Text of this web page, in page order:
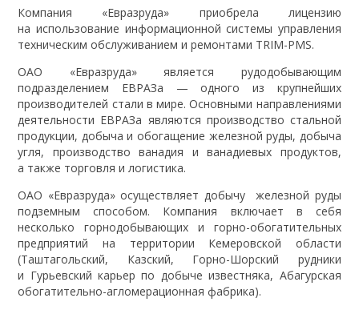
Компания «Евразруда» приобрела лицензию
на использование информационной системы управления
техническим обслуживанием и ремонтами TRIM-PMS.
ОАО «Евразруда» является рудодобывающим
подразделением ЕВРАЗа — одного из крупнейших
производителей стали в мире. Основными направлениями
деятельности ЕВРАЗа являются производство стальной
продукции, добыча и обогащение железной руды, добыча
угля, производство ванадия и ванадиевых продуктов,
а также торговля и логистика.
ОАО «Евразруда» осуществляет добычу железной руды
подземным способом. Компания включает в себя
несколько горнодобывающих и горно-обогатительных
предприятий на территории Кемеровской области
(Таштагольский, Казский, Горно-Шорский рудники
и Гурьевский карьер по добыче известняка, Абагурская
обогатительно-агломерационная фабрика).